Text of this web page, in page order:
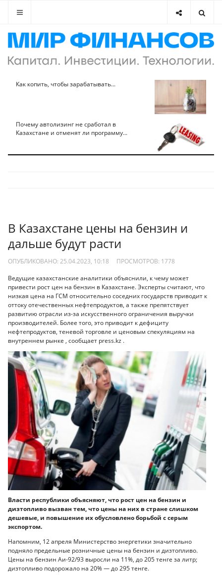
Как копить, чтобы зарабатывать...
Почему автолизинг не сработал в
Казахстане и отменят ли программу...
В Казахстане цены на бензин и
дальше будут расти
ОПУБЛИКОВАНО: 25.04.2023, 10:18 ПРОСМОТРОВ: 1778
Ведущие казахстанские аналитики объяснили, к чему может
привести рост цен на бензин в Казахстане. Эксперты считают, что
низкая цена на ГСМ относительно соседних государств приводит к
оттоку отечественных нефтепродуктов, а также препятствует
развитию отрасли из-за искусственного ограничения выручки
производителей. Более того, это приводит к дефициту
нефтепродуктов, теневой торговле и ценовым спекуляциям на
внутреннем рынке , сообщает press.kz .
Власти республики объясняют, что рост цен на бензин и
дизтопливо вызван тем, что цены на них в стране слишком
дешевые, и повышение их обусловлено борьбой с серым
экспортом.
Напомним, 12 апреля Министерство энергетики значительно
подняло предельные розничные цены на бензин и дизтопливо.
Цены на бензин Аи-92/93 выросли на 11%, до 205 тенге за литр;
дизтопливо подорожало на 20% — до 295 тенге.